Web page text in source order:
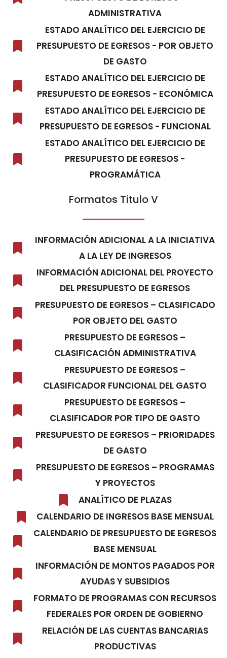
ADMINISTRATIVA
ESTADO ANALÍTICO DEL EJERCICIO DE
PRESUPUESTO DE EGRESOS - POR OBJETO
DE GASTO
ESTADO ANALÍTICO DEL EJERCICIO DE
PRESUPUESTO DE EGRESOS - ECONÓMICA
ESTADO ANALÍTICO DEL EJERCICIO DE
PRESUPUESTO DE EGRESOS - FUNCIONAL
ESTADO ANALÍTICO DEL EJERCICIO DE
PRESUPUESTO DE EGRESOS -
PROGRAMÁTICA
Formatos Titulo V
INFORMACIÓN ADICIONAL A LA INICIATIVA
A LA LEY DE INGRESOS
INFORMACIÓN ADICIONAL DEL PROYECTO
DEL PRESUPUESTO DE EGRESOS
PRESUPUESTO DE EGRESOS – CLASIFICADO
POR OBJETO DEL GASTO
PRESUPUESTO DE EGRESOS –
CLASIFICACIÓN ADMINISTRATIVA
PRESUPUESTO DE EGRESOS –
CLASIFICADOR FUNCIONAL DEL GASTO
PRESUPUESTO DE EGRESOS –
CLASIFICADOR POR TIPO DE GASTO
PRESUPUESTO DE EGRESOS – PRIORIDADES
DE GASTO
PRESUPUESTO DE EGRESOS – PROGRAMAS
Y PROYECTOS
ANALÍTICO DE PLAZAS
CALENDARIO DE INGRESOS BASE MENSUAL
CALENDARIO DE PRESUPUESTO DE EGRESOS
BASE MENSUAL
INFORMACIÓN DE MONTOS PAGADOS POR
AYUDAS Y SUBSIDIOS
FORMATO DE PROGRAMAS CON RECURSOS
FEDERALES POR ORDEN DE GOBIERNO
RELACIÓN DE LAS CUENTAS BANCARIAS
PRODUCTIVAS